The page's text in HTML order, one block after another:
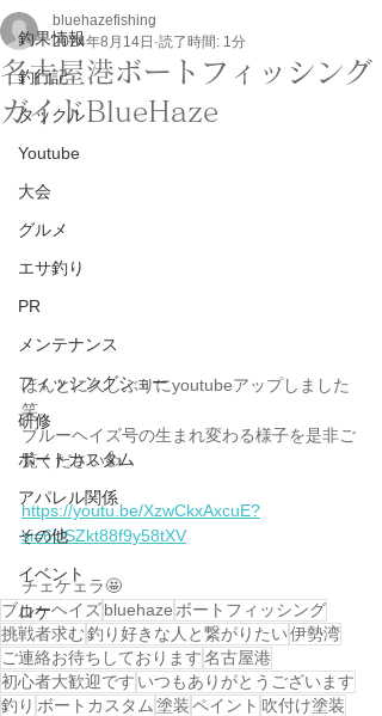
釣果情報
釣行記
タックル
Youtube
大会
グルメ
エサ釣り
PR
メンテナンス
フィッシングショー
研修
ボートカスタム
アパレル関係
その他
イベント
ロケ
名古屋港ボートフィッシング
ガイドBlueHaze
bluehazefishing
2024年8月14日 読了時間: 1分
ほんとに久しぶりにyoutubeアップしました
笑。
ブルーヘイズ号の生まれ変わる様子を是非ご
覧ください👍
https://youtu.be/XzwCkxAxcuE?
si=6USZkt88f9y58tXV
チェケェラ🤩
ブルーヘイズbluehaze ボートフィッシング
挑戦者求む釣り好きな人と繋がりたい伊勢湾
ご連絡お待ちしております名古屋港
初心者大歓迎です いつもありがとうございます
釣り ボートカスタム 塗装ペイント 吹付け塗装